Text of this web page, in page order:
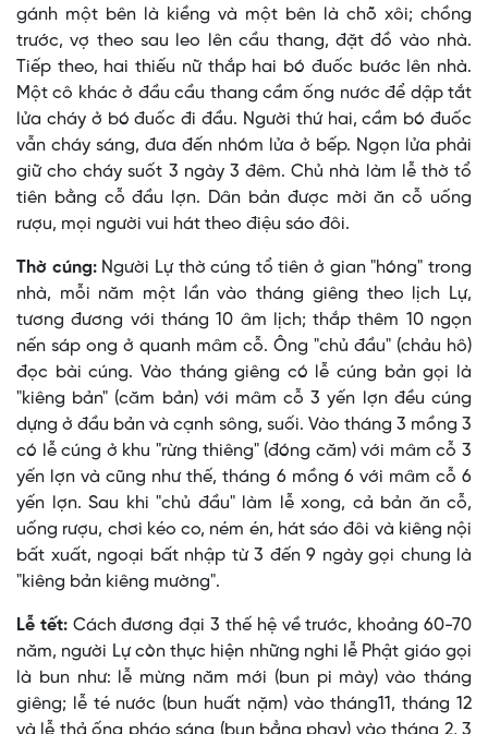
gánh một bên là kiềng và một bên là chõ xôi; chồng
trước, vợ theo sau leo lên cầu thang, đặt đồ vào nhà.
Tiếp theo, hai thiếu nữ thắp hai bó đuốc bước lên nhà.
Một cô khác ở đầu cầu thang cầm ống nước để dập tắt
lửa cháy ở bó đuốc đi đầu. Người thứ hai, cầm bó đuốc
vẫn cháy sáng, đưa đến nhóm lửa ở bếp. Ngọn lửa phải
giữ cho cháy suốt 3 ngày 3 đêm. Chủ nhà làm lễ thờ tổ
tiên bằng cỗ đầu lợn. Dân bản được mời ăn cỗ uống
rượu, mọi người vui hát theo điệu sáo đôi.
Thờ cúng:Người Lự thờ cúng tổ tiên ở gian "hóng" trong
nhà, mỗi năm một lần vào tháng giêng theo lịch Lự,
tương đương với tháng 10 âm lịch; thắp thêm 10 ngọn
nến sáp ong ở quanh mâm cỗ. Ông "chủ đầu" (chảu hô)
đọc bài cúng. Vào tháng giêng có lễ cúng bản gọi là
"kiêng bản" (căm bản) với mâm cỗ 3 yến lợn đều cúng
dựng ở đầu bản và cạnh sông, suối. Vào tháng 3 mồng 3
có lễ cúng ở khu "rừng thiêng" (đóng căm) với mâm cỗ 3
yến lợn và cũng như thế, tháng 6 mồng 6 với mâm cỗ 6
yến lợn. Sau khi "chủ đầu" làm lễ xong, cả bản ăn cỗ,
uống rượu, chơi kéo co, ném én, hát sáo đôi và kiêng nội
bất xuất, ngoại bất nhập từ 3 đến 9 ngày gọi chung là
"kiêng bản kiêng mường".
Lễ tết: Cách đương đại 3 thế hệ về trước, khoảng 60-70
năm, người Lự còn thực hiện những nghi lễ Phật giáo gọi
là bun như: lễ mừng năm mới (bun pi mày) vào tháng
giêng; lễ té nước (bun huất nặm) vào tháng11, tháng 12